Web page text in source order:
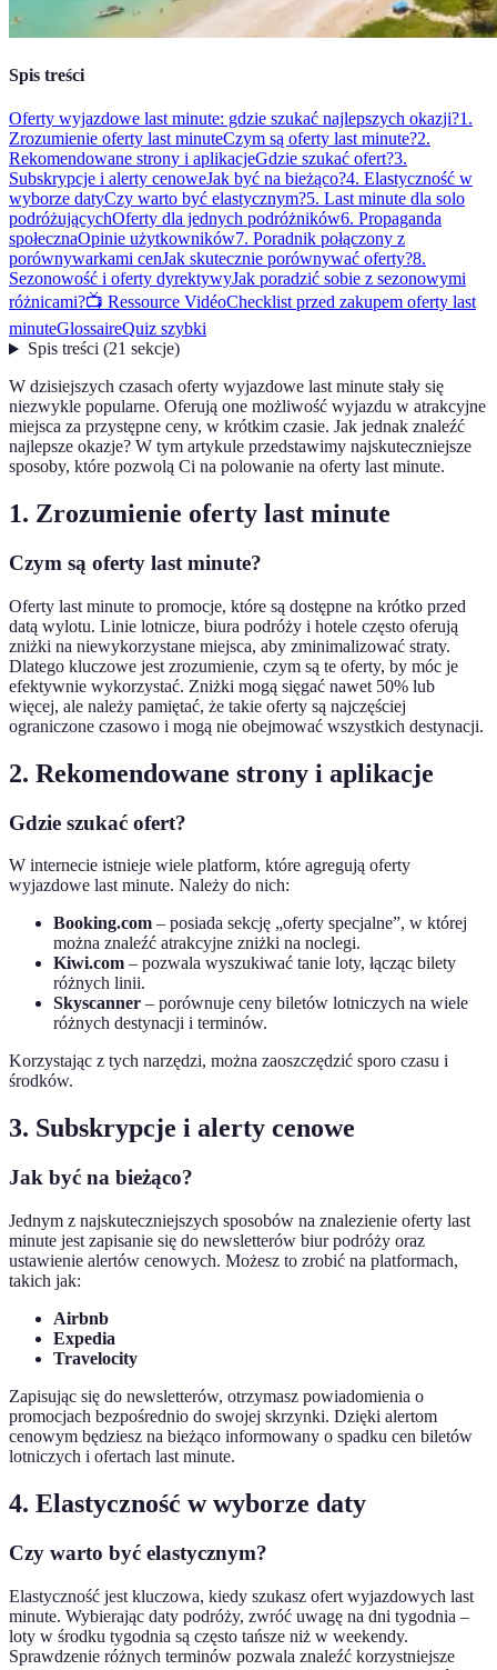
Spis treści
Oferty wyjazdowe last minute: gdzie szukać najlepszych okazji?1.
Zrozumienie oferty last minuteCzym są oferty last minute?2.
Rekomendowane strony i aplikacjeGdzie szukać ofert?3.
Subskrypcje i alerty cenoweJak być na bieżąco?4. Elastyczność w
wyborze datyCzy warto być elastycznym?5. Last minute dla solo
podróżującychOferty dla jednych podróżników6. Propaganda
społecznaOpinie użytkowników7. Poradnik połączony z
porównywarkami cenJak skutecznie porównywać oferty?8.
Sezonowość i oferty dyrektywyJak poradzić sobie z sezonowymi
różnicami?📺 Ressource VidéoChecklist przed zakupem oferty last
minuteGlossaireQuiz szybki
Spis treści(21 sekcje)
W dzisiejszych czasach oferty wyjazdowe last minute stały się
niezwykle popularne. Oferują one możliwość wyjazdu w atrakcyjne
miejsca za przystępne ceny, w krótkim czasie. Jak jednak znaleźć
najlepsze okazje? W tym artykule przedstawimy najskuteczniejsze
sposoby, które pozwolą Ci na polowanie na oferty last minute.
1. Zrozumienie oferty last minute
Czym są oferty last minute?
Oferty last minute to promocje, które są dostępne na krótko przed
datą wylotu. Linie lotnicze, biura podróży i hotele często oferują
zniżki na niewykorzystane miejsca, aby zminimalizować straty.
Dlatego kluczowe jest zrozumienie, czym są te oferty, by móc je
efektywnie wykorzystać. Zniżki mogą sięgać nawet 50% lub
więcej, ale należy pamiętać, że takie oferty są najczęściej
ograniczone czasowo i mogą nie obejmować wszystkich destynacji.
2. Rekomendowane strony i aplikacje
Gdzie szukać ofert?
W internecie istnieje wiele platform, które agregują oferty
wyjazdowe last minute. Należy do nich:
Booking.com – posiada sekcję „oferty specjalne”, w której
można znaleźć atrakcyjne zniżki na noclegi.
Kiwi.com – pozwala wyszukiwać tanie loty, łącząc bilety
różnych linii.
Skyscanner – porównuje ceny biletów lotniczych na wiele
różnych destynacji i terminów.
Korzystając z tych narzędzi, można zaoszczędzić sporo czasu i
środków.
3. Subskrypcje i alerty cenowe
Jak być na bieżąco?
Jednym z najskuteczniejszych sposobów na znalezienie oferty last
minute jest zapisanie się do newsletterów biur podróży oraz
ustawienie alertów cenowych. Możesz to zrobić na platformach,
takich jak:
Airbnb
Expedia
Travelocity
Zapisując się do newsletterów, otrzymasz powiadomienia o
promocjach bezpośrednio do swojej skrzynki. Dzięki alertom
cenowym będziesz na bieżąco informowany o spadku cen biletów
lotniczych i ofertach last minute.
4. Elastyczność w wyborze daty
Czy warto być elastycznym?
Elastyczność jest kluczowa, kiedy szukasz ofert wyjazdowych last
minute. Wybierając daty podróży, zwróć uwagę na dni tygodnia –
loty w środku tygodnia są często tańsze niż w weekendy.
Sprawdzenie różnych terminów pozwala znaleźć korzystniejsze